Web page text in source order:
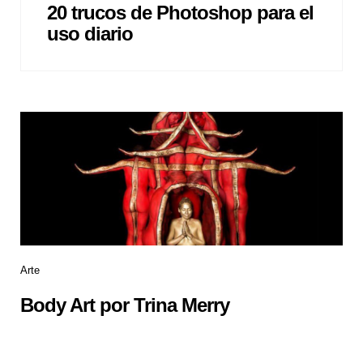
20 trucos de Photoshop para el
uso diario
Arte
Body Art por Trina Merry